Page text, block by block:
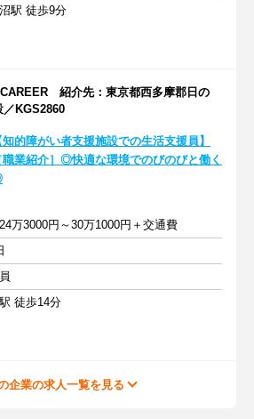
駅 徒歩9分
紹介先：東京都西多摩郡日の
／KGS2860
知的障がい者支援施設での生活支援員】
職業紹介］◎快適な環境でのびのびと働く
万3000円～30万1000円＋交通費
徒歩14分
企業の求人一覧を見る